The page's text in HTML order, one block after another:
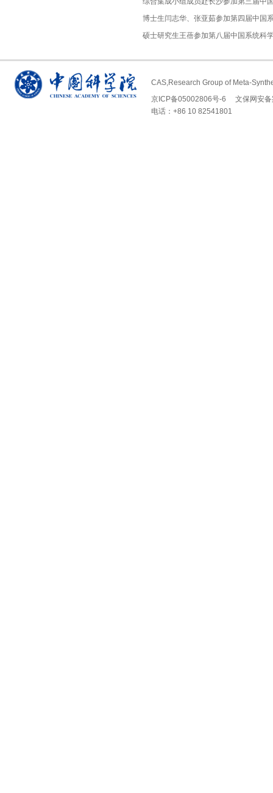
博士生闫志华、张亚茹参加第四届中国
硕士研究生王蓓参加第八届中国系统科
CAS,Research Group of Meta-
京ICP备05002806号-6 文保网安备
电话：+86 10 82541801